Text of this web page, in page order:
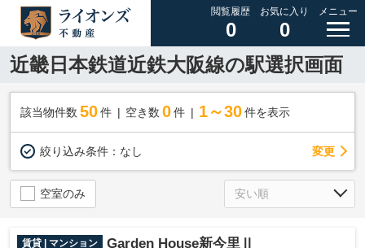
閲覧履歴
0
お気に入り
0
メニュー
近畿日本鉄道近鉄大阪線の駅選択画面
該当物件数 50件 空き数 0 件 1～30 件を表示
絞り込み条件： なし 変更
空室のみ
賃貸 | マンション Garden House新今里Ⅱ